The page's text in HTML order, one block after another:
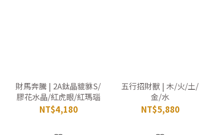
財馬奔騰 | 2A鈦晶貔貅S/
膠花水晶/紅虎眼/紅瑪瑙
NT$4,180
五行招財獸 | 木/火/土/
金/水
NT$5,880